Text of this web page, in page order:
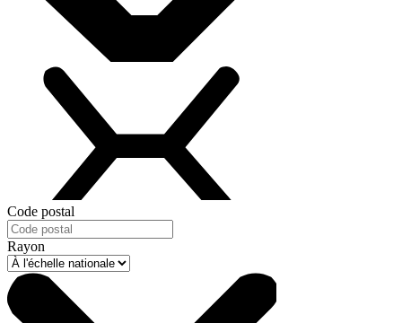
Code postal
Rayon